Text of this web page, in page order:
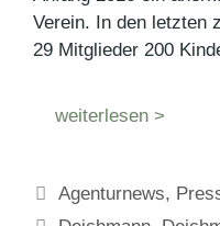
Verein. In den letzten
29 Mitglieder 200
weiterlesen >
Kategorien
Agenturnews,